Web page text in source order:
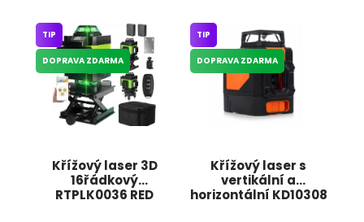
Křížový laser 3D
16řádkový
RTPLK0036 RED
TIP
DOPRAVA ZDARMA
Křížový laser s
vertikální a
horizontální KD10308
TIP
DOPRAVA ZDARMA